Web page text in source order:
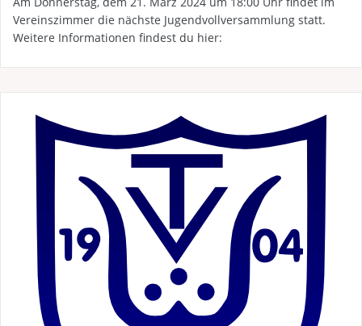
Vereinszimmer die nächste Jugendvollversammlung statt.
Weitere Informationen findest du hier: